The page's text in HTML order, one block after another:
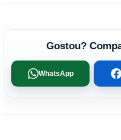
Gostou?
WhatsApp